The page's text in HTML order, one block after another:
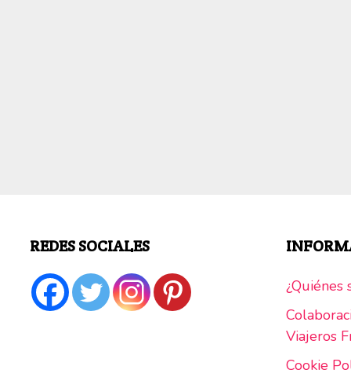
REDES SOCIALES
¿Quiénes
Viajeros
Cookie